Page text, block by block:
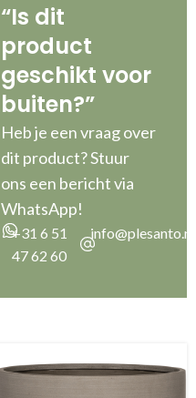
“Is dit
product
geschikt voor
buiten?”
Heb je een vraag over
dit product? Stuur
ons een bericht via
WhatsApp!
+31 6 51
47 62 60
info@plesanto.nl